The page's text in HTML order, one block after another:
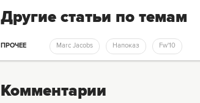
Другие статьи по темам
ПРОЧЕЕ Marc Jacobs Напоказ Fw'10
Комментарии